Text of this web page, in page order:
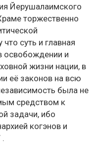
Йерушалаимского
торжественно
суть и главная
освобождении и
жизни нации, в
её законов на всю
была не
средством к
задачи, ибо
когэнов и